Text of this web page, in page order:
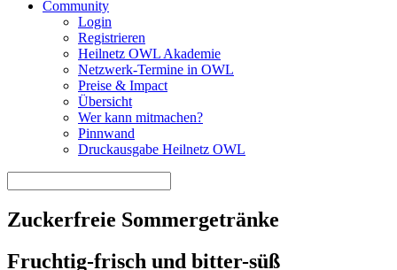
Community
Login
Registrieren
Heilnetz OWL Akademie
Netzwerk-Termine in OWL
Preise & Impact
Übersicht
Wer kann mitmachen?
Pinnwand
Druckausgabe Heilnetz OWL
Zuckerfreie Sommergetränke
Fruchtig-frisch und bitter-süß